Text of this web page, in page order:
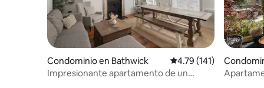
Condominio en Bathwick Calificación promedio:
4.79 (141)
Impresionante apartamento de un